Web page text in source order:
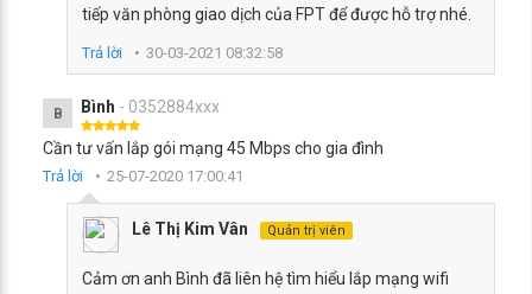
tiếp văn phòng giao dịch của FPT để được hỗ trợ nhé.
Trả lời 30-03-2021 08:32:58
B Bình - 0352884xxx
Cần tư vấn lắp gói mạng 45 Mbps cho gia đình
Trả lời 25-07-2020 17:00:41
Lê Thị Kim Vân Quản trị viên
Cảm ơn anh Bình đã liên hệ tìm hiểu lắp mạng wifi